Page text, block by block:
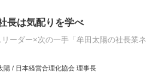
長は気配りを学べ
リーダー×次の一手「牟田太陽の社長業ネ
陽 / 日本経営合理化協会 理事長